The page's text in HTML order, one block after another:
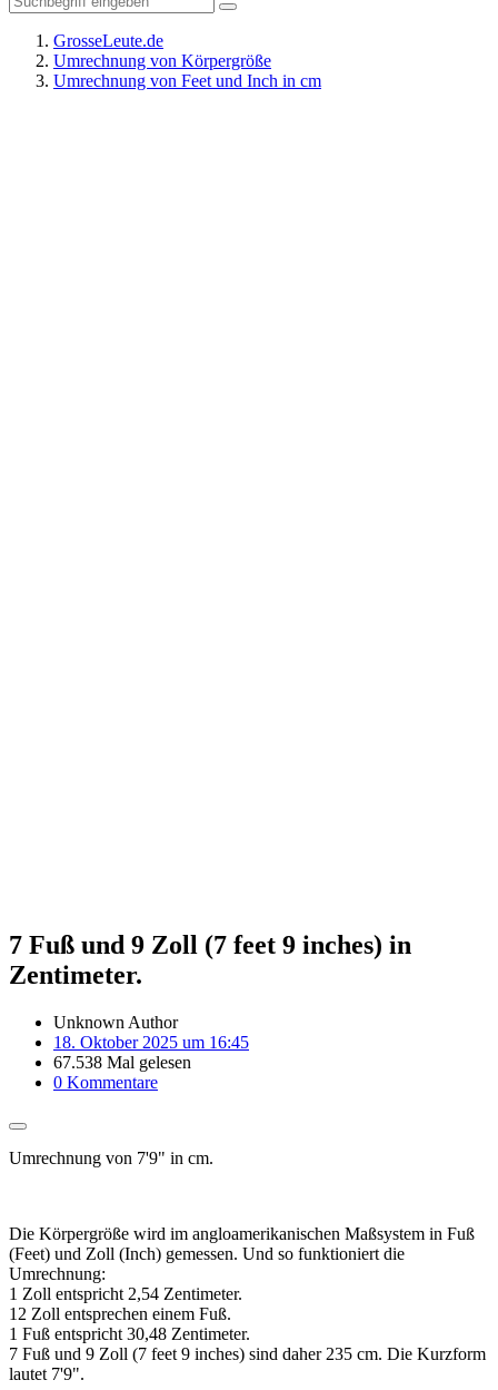
GrosseLeute.de
Umrechnung von Körpergröße
Umrechnung von Feet und Inch in cm
7 Fuß und 9 Zoll (7 feet 9 inches) in
Zentimeter.
Unknown Author
18. Oktober 2025 um 16:45
67.538 Mal gelesen
0 Kommentare
Umrechnung von 7'9" in cm.
Die Körpergröße wird im angloamerikanischen Maßsystem in Fuß
(Feet) und Zoll (Inch) gemessen. Und so funktioniert die
Umrechnung:
1 Zoll entspricht 2,54 Zentimeter.
12 Zoll entsprechen einem Fuß.
1 Fuß entspricht 30,48 Zentimeter.
7 Fuß und 9 Zoll (7 feet 9 inches) sind daher 235 cm. Die Kurzform
lautet 7'9".